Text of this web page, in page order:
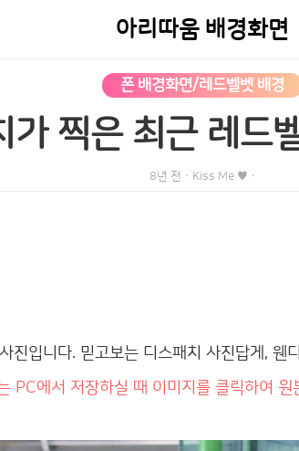
아리따움 배경화면
폰 배경화면/레드벨벳 배경
가 찍은 최근 레드
8년 전 · Kiss Me ♥ ·
진입니다. 믿고보는 디스패치 사진답게, 웬
PC에서 저장하실 때 이미지를 클릭하여 원